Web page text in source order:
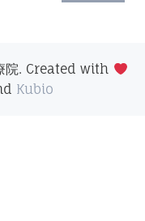
院. Created with
Kubio